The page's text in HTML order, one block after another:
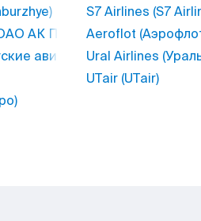
(ОАО АК ПОЛЯРНЫЕ
авиалинии)
S7 Airlines (S7
Aeroflot
Ural Airlines
UTair (UTair)